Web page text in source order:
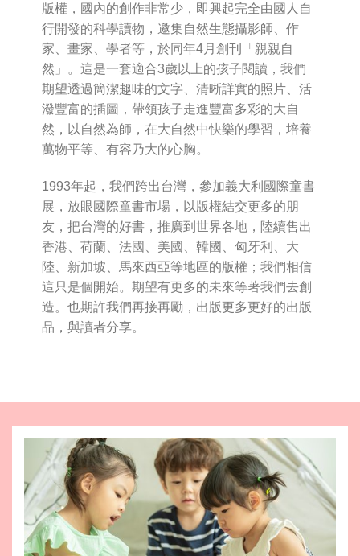
版權，國內的創作非常少，即興起完全由國人自
行開發的科學讀物，邀集自然生態攝影師、作
家、畫家、學者等，於同年4月創刊「親親自
然」。這是一套適合3歲以上的孩子閱讀，我們
期望透過簡潔趣味的文字、清晰詳實的照片、活
潑豐富的插圖，帶領孩子走進豐富多彩的大自
然，以自然為師，在大自然中快樂的學習，培養
萬物平等、有容乃大的心胸。
1993年起，我們跨出台灣，參加義大利國際童書
展，放眼國際童書市場，以版權結交更多的朋
友，把台灣的好書，推廣到世界各地，陸續售出
香港、荷蘭、法國、美國、韓國、匈牙利、大
陸、新加坡、馬來西亞等地區的版權；我們相信
這只是個開始。期望有更多的未來等著我們去創
造。也期許我們再接再勵，出版更多更好的出版
品，與讀者分享。